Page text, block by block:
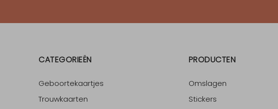
CATEGORIEËN
Geboortekaartjes
Trouwkaarten
PRODUCTEN
Omslagen
Stickers